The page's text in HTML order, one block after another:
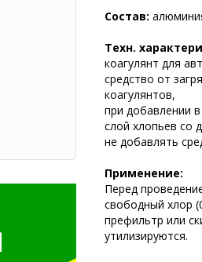
Состав:
Техн.
коагулянт для
средство от
коагулянтов,
при добавлении
слой хлопьев со
не добавлять
Применение:
Перед
свободный хлор
префильтр или
утилизируются.